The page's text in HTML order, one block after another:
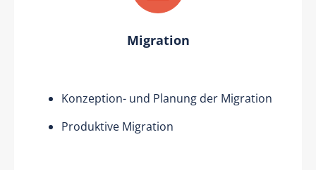
Migration
Konzeption- und Planung der Migration
Produktive Migration